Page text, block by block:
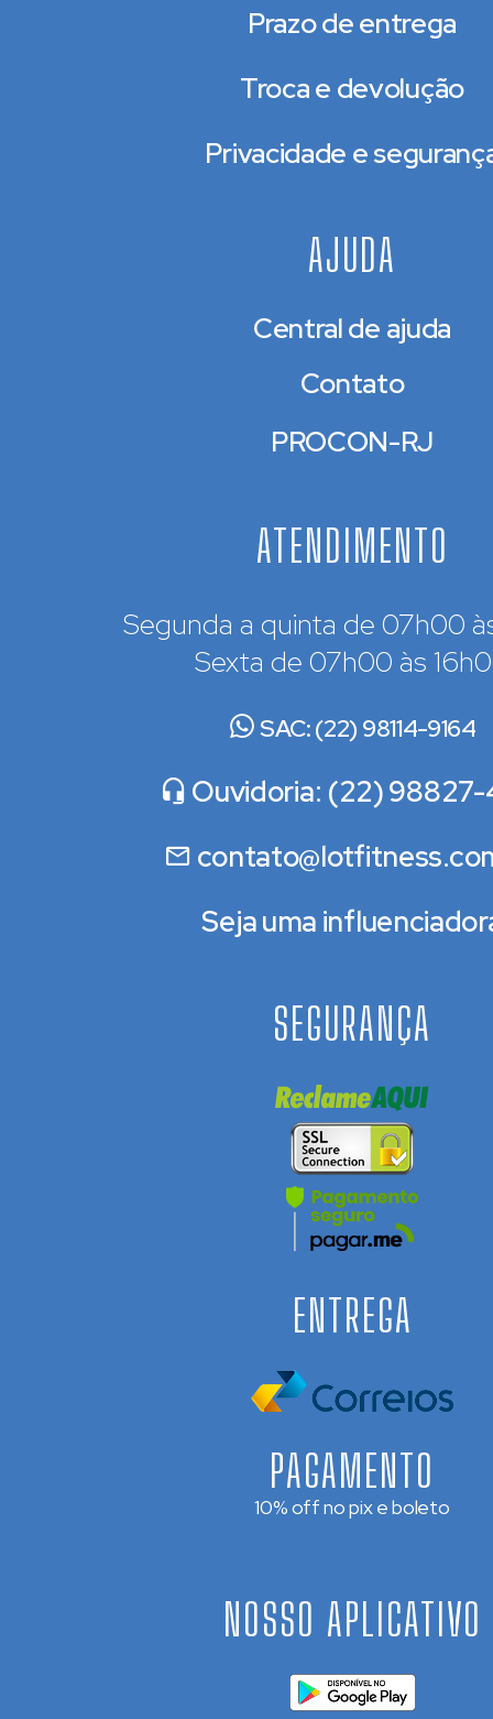
Prazo de entrega
Troca e devolução
Privacidade e
AJUDA
Central de ajuda
Contato
PROCON-RJ
ATENDIMENTO
Segunda a quinta de 07h00
Sexta de 07h00 às
SAC: (22) 98114-9164
Ouvidoria: (22) 98827-
Seja uma
PAGAMENTO
10% off no pix e boleto
ENTREGA
SEGURANÇA
NOSSO APLICATIVO